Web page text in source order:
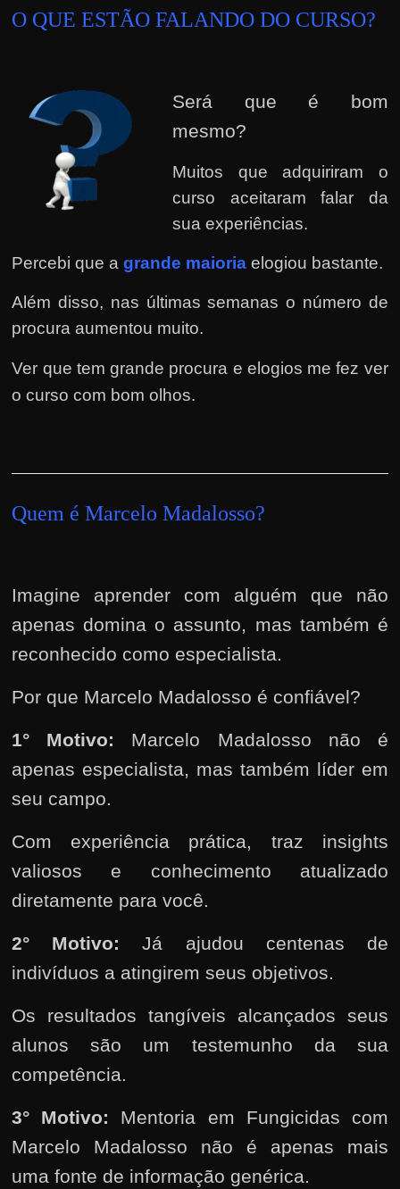
O QUE ESTÃO FALANDO DO CURSO?
Será que é bom
mesmo?
Muitos que adquiriram o
curso aceitaram falar da
sua experiências.
Percebi que agrande maioria elogiou bastante.
Além disso, nas últimas semanas o número de
procura aumentou muito.
Ver que tem grande procura e elogios me fez ver
o curso com bom olhos.
Quem é Marcelo Madalosso?
Imagine aprender com alguém que não
apenas domina o assunto, mas também é
reconhecido como especialista.
Por que Marcelo Madalosso é confiável?
1° Motivo:
Marcelo Madalosso não é
apenas especialista, mas também líder em
seu campo.
Com experiência prática, traz insights
valiosos e conhecimento atualizado
diretamente para você.
2° Motivo:
Já ajudou centenas de
indivíduos a atingirem seus objetivos.
Os resultados tangíveis alcançados seus
alunos são um testemunho da sua
competência.
3° Motivo:
Mentoria em Fungicidas com
Marcelo Madalosso não é apenas mais
uma fonte de informação genérica.